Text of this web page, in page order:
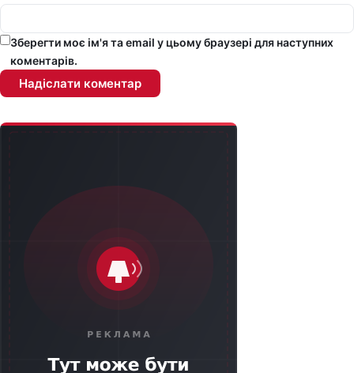
Зберегти моє ім'я та email у цьому браузері для наступних
коментарів.